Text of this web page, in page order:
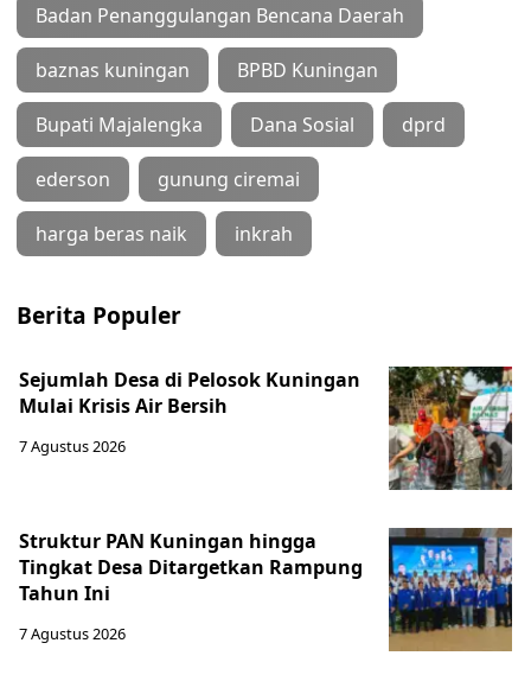
Badan Penanggulangan Bencana Daerah
baznas kuningan BPBD Kuningan
Bupati Majalengka Dana Sosial dprd
ederson gunung ciremai
harga beras naik inkrah
Berita Populer
Sejumlah Desa di Pelosok Kuningan
Mulai Krisis Air Bersih
7 Agustus 2026
Struktur PAN Kuningan hingga
Tingkat Desa Ditargetkan Rampung
Tahun Ini
7 Agustus 2026